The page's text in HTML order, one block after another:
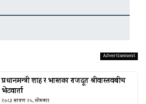
प्रधानमन्त्री शाह र भारतका राजदूत श्रीवास्तवबीच
भेटवार्ता
२०८३ श्रावण २५, सोमबार